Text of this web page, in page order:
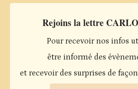
Rejoins la lettre
Pour recevoir nos infos
être informé des
et recevoir des surprises de